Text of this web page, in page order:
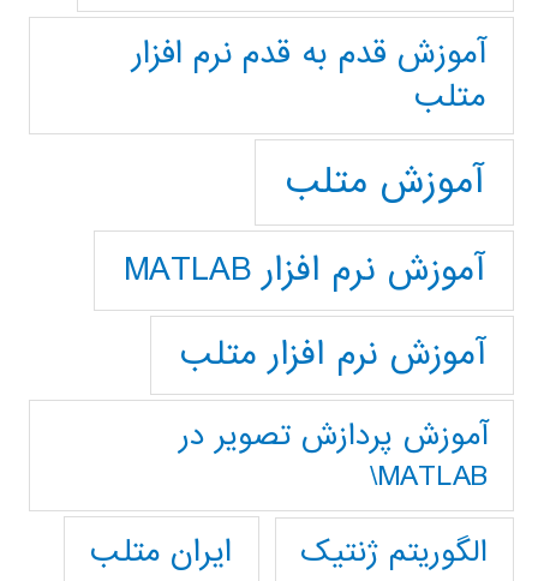
آموزش قدم به قدم نرم افزار
متلب
آموزش متلب
آموزش نرم افزار MATLAB
آموزش نرم افزار متلب
آموزش پردازش تصوير در
MATLAB\
الگوریتم ژنتیک
ایران متلب